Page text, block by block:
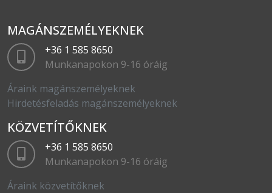
MAGÁNSZEMÉLYEKNEK
+36 1 585 8650
Munkanapokon 9-16 óráig
Áraink magánszemélyeknek
Hirdetésfeladás magánszemélyeknek
KÖZVETÍTŐKNEK
+36 1 585 8650
Munkanapokon 9-16 óráig
Áraink közvetítőknek